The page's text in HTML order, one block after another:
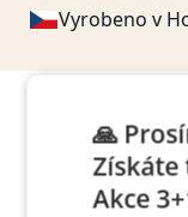
Vyrobeno v
Tipy,
🙏
Získáte
Akce